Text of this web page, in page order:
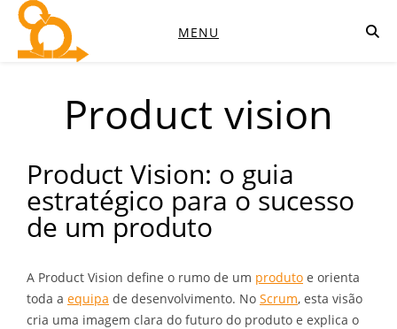
MENU
Product vision
Product Vision: o guia
estratégico para o sucesso
de um produto
A Product Vision define o rumo de um produto e orienta
toda a equipa de desenvolvimento. No Scrum, esta visão
cria uma imagem clara do futuro do produto e explica o